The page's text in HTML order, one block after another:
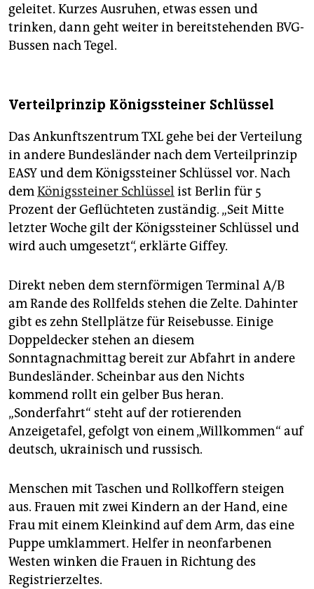
geleitet. Kurzes Ausruhen, etwas essen und
trinken, dann geht weiter in bereitstehenden BVG-
Bussen nach Tegel.
Verteilprinzip Königssteiner Schlüssel
Das Ankunftszentrum TXL gehe bei der Verteilung
in andere Bundesländer nach dem Verteilprinzip
EASY und dem Königssteiner Schlüssel vor. Nach
demKönigssteiner Schlüssel ist Berlin für 5
Prozent der Geflüchteten zuständig. „Seit Mitte
letzter Woche gilt der Königssteiner Schlüssel und
wird auch umgesetzt“, erklärte Giffey.
Direkt neben dem sternförmigen Terminal A/B
am Rande des Rollfelds stehen die Zelte. Dahinter
gibt es zehn Stellplätze für Reisebusse. Einige
Doppeldecker stehen an diesem
Sonntagnachmittag bereit zur Abfahrt in andere
Bundesländer. Scheinbar aus den Nichts
kommend rollt ein gelber Bus heran.
„Sonderfahrt“ steht auf der rotierenden
Anzeigetafel, gefolgt von einem „Willkommen“ auf
deutsch, ukrainisch und russisch.
Menschen mit Taschen und Rollkoffern steigen
aus. Frauen mit zwei Kindern an der Hand, eine
Frau mit einem Kleinkind auf dem Arm, das eine
Puppe umklammert. Helfer in neonfarbenen
Westen winken die Frauen in Richtung des
Registrierzeltes.